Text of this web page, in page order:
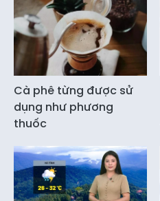
Cà phê từng được sử
dụng như phương
thuốc